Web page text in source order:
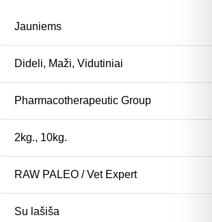
Jauniems
Dideli, Maži, Vidutiniai
Pharmacotherapeutic Group
2kg., 10kg.
RAW PALEO / Vet Expert
Su lašiša